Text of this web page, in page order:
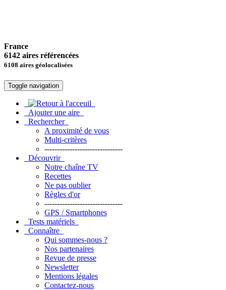
France
6142 aires référencées
6108 aires géolocalisées
Toggle navigation
Ajouter une aire
Rechercher
A proximité de vous
Multi-critères
-------------------------------
Découvrir
Notre chaîne TV
Recettes
Ne pas oublier
Règles d'or
-------------------------------
GPS / Smartphones
Tests matériels
Connaître
Qui sommes-nous ?
Nos partenaires
Revue de presse
Newsletter
Mentions légales
Contactez-nous